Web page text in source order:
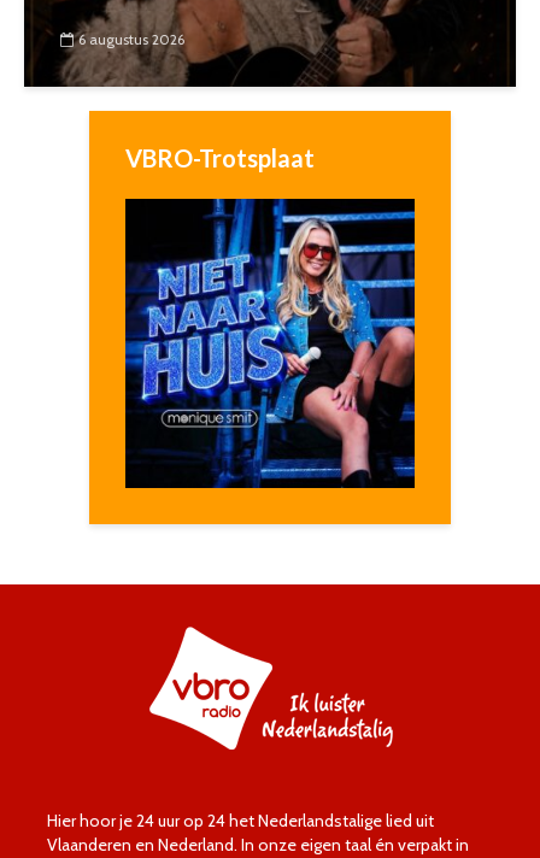
6 augustus 2026
VBRO-Trotsplaat
Hier hoor je 24 uur op 24 het Nederlandstalige lied uit
Vlaanderen en Nederland. In onze eigen taal én verpakt in